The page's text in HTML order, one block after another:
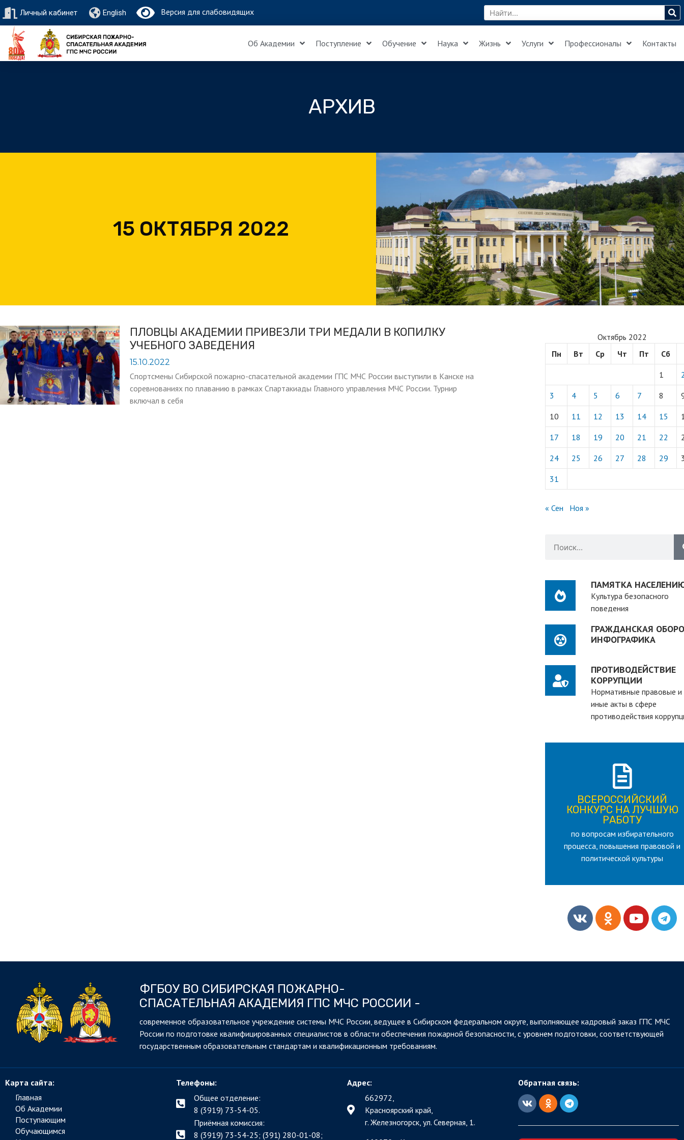
Личный кабинет English Версия для слабовидящих
Об Академии Поступление Обучение Наука Жизнь Услуги Профессионалы Контакты
АРХИВ
15 ОКТЯБРЯ 2022
ПЛОВЦЫ АКАДЕМИИ ПРИВЕЗЛИ ТРИ МЕДАЛИ В КОПИЛКУ
УЧЕБНОГО ЗАВЕДЕНИЯ
15.10.2022
Спортсмены Сибирской пожарно-спасательной академии ГПС МЧС России выступили в Канске на
соревнованиях по плаванию в рамках Спартакиады Главного управления МЧС России. Турнир
включал в себя
Октябрь 2022
Пн
Вт Ср Чт Пт Сб
1
3 4 5 6 7 8
10 11 12 13 14 15
17 18 19 20 21 22
24 25 26 27 28 29
31
« Сен Ноя »
ПАМЯТКА
Культура безопасного
поведения
ГРАЖДАНСКАЯ
ИНФОГРАФИКА
ПРОТИВОДЕЙСТВИЕ
КОРРУПЦИИ
Нормативные правовые и
иные акты в сфере
противодействия
ВСЕРОССИЙСКИЙ
КОНКУРС НА ЛУЧШУЮ
РАБОТУ
по вопросам избирательного
процесса, повышения правовой и
политической культуры
ВСЕРОССИЙСКИЙ
КОНКУРС НА ЛУЧШУЮ
РАБОТУ
для лица старше 18 и моложе 35
лет
ПОДРОБНЕЕ
ФГБОУ ВО СИБИРСКАЯ ПОЖАРНО-
СПАСАТЕЛЬНАЯ АКАДЕМИЯ ГПС МЧС РОССИИ -
cовременное образовательное учреждение системы МЧС России, ведущее в Сибирском федеральном округе, выполняющее кадровый заказ ГПС МЧС
России по подготовке квалифицированных специалистов в области обеспечения пожарной безопасности, с уровнем подготовки, соответствующей
государственным образовательным стандартам и квалификационным требованиям.
Карта сайта:
Главная
Об Академии
Поступающим
Обучающимся
Телефоны:
Общее отделение:
8 (3919) 73-54-05.
Приёмная комиссия:
8 (3919) 73-54-25; (391) 280-01-08;
Адрес:
662972,
Красноярский край,
г. Железногорск, ул. Северная, 1.
Обратная связь: